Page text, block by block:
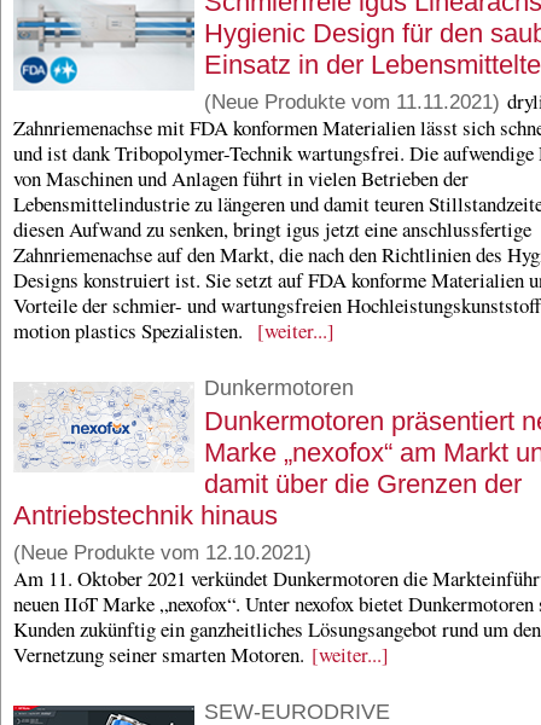
Hygienic Design für den
Einsatz in der
(Neue Produkte vom 11.11.2021)
Zahnriemenachse mit FDA konformen Materialien lässt sich
und ist dank Tribopolymer-Technik wartungsfrei. Die aufwendige
von Maschinen und Anlagen führt in vielen Betrieben der
Lebensmittelindustrie zu längeren und damit teuren
diesen Aufwand zu senken, bringt igus jetzt eine anschlussfertige
Zahnriemenachse auf den Markt, die nach den Richtlinien des
Designs konstruiert ist. Sie setzt auf FDA konforme Materialien
Vorteile der schmier- und wartungsfreien
motion plastics Spezialisten. [weiter...]
Dunkermotoren
Dunkermotoren präsentiert
Marke „nexofox“ am Markt
damit über die Grenzen der
Antriebstechnik hinaus
(Neue Produkte vom 12.10.2021)
Am 11. Oktober 2021 verkündet Dunkermotoren die
neuen IIoT Marke „nexofox“. Unter nexofox bietet Dunkermotoren
Kunden zukünftig ein ganzheitliches Lösungsangebot rund um
Vernetzung seiner smarten Motoren. [weiter...]
SEW-EURODRIVE